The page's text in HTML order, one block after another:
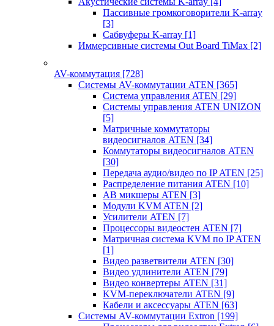
Пассивные громкоговорители K-array
[3]
Сабвуферы K-array [1]
Иммерсивные системы Out Board TiMax [2]
AV-коммутация [728]
Системы AV-коммутации ATEN [365]
Система управления ATEN [29]
Системы управления ATEN UNIZON
[5]
Матричные коммутаторы
видеосигналов ATEN [34]
Коммутаторы видеосигналов ATEN
[30]
Передача аудио/видео по IP ATEN [25]
Распределение питания ATEN [10]
АВ микшеры ATEN [3]
Модули KVM ATEN [2]
Усилители ATEN [7]
Процессоры видеостен ATEN [7]
Матричная система KVM по IP ATEN
[1]
Видео разветвители ATEN [30]
Видео удлинители ATEN [79]
Видео конвертеры ATEN [31]
KVM-переключатели ATEN [9]
Кабели и аксессуары ATEN [63]
Системы AV-коммутации Extron [199]